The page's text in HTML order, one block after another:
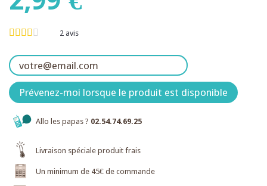
2 avis
Prévenez-moi lorsque le produit est disponible
Allo les papas ? 02.54.74.69.25
Livraison spéciale produit frais
Un minimum de 45€ de commande